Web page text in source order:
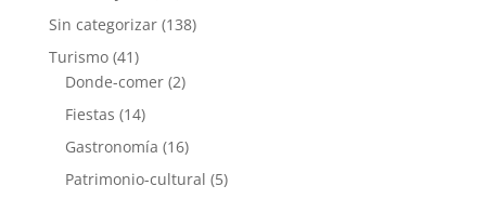
Sin categorizar(138)
Turismo(41)
Donde-comer(2)
Fiestas (14)
Gastronomía (16)
Patrimonio-cultural (5)